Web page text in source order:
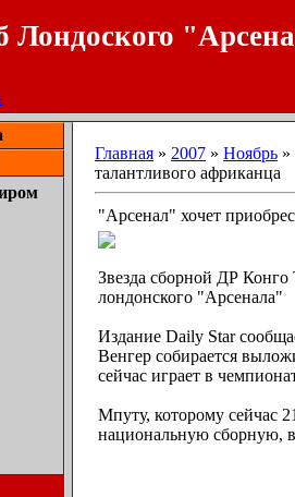
Лондоского
Главная » 2007 » Ноябрь »
талантливого африканца
"Арсенал" хочет
Звезда сборной ДР Конго
лондонского "Арсенала"
Издание Daily Star
Венгер собирается
сейчас играет в
Мпуту, которому сейчас
национальную сборную,